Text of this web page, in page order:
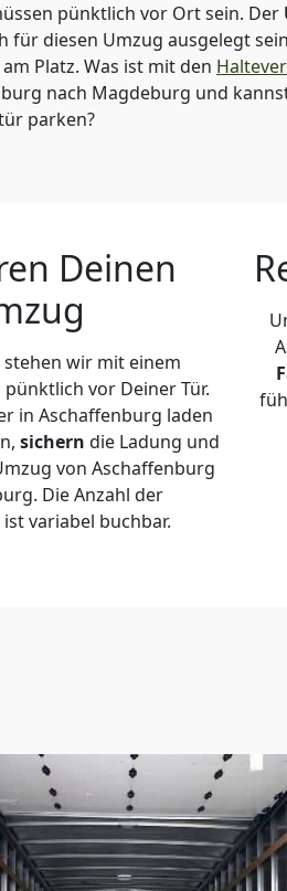
pünktlich vor Ort sein. Der
für diesen Umzug ausgelegt
Platz. Was ist mit den
nach Magdeburg und
parken?
Deinen
wir mit einem
vor Deiner Tür.
in Aschaffenburg laden
sichern die Ladung und
von Aschaffenburg
Die Anzahl der
variabel buchbar.